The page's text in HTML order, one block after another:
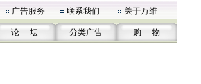
广告服务 联系我们 关于万维
论 坛 分类广告 购 物